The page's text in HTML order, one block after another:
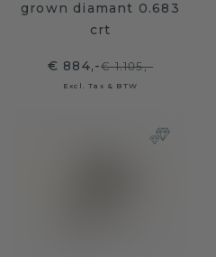
grown diamant 0.683
crt
€ 884,-€ 1.105,-
Excl. Tax & BTW